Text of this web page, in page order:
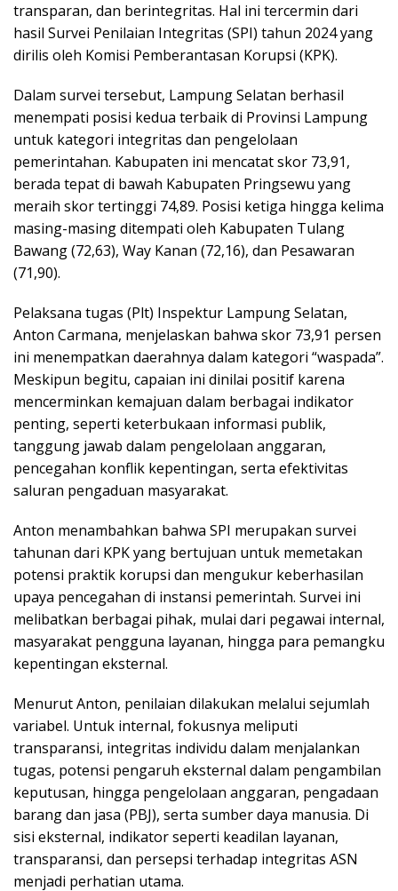
transparan, dan berintegritas. Hal ini tercermin dari
hasil Survei Penilaian Integritas (SPI) tahun 2024 yang
dirilis oleh Komisi Pemberantasan Korupsi (KPK).
Dalam survei tersebut, Lampung Selatan berhasil
menempati posisi kedua terbaik di Provinsi Lampung
untuk kategori integritas dan pengelolaan
pemerintahan. Kabupaten ini mencatat skor 73,91,
berada tepat di bawah Kabupaten Pringsewu yang
meraih skor tertinggi 74,89. Posisi ketiga hingga kelima
masing-masing ditempati oleh Kabupaten Tulang
Bawang (72,63), Way Kanan (72,16), dan Pesawaran
(71,90).
Pelaksana tugas (Plt) Inspektur Lampung Selatan,
Anton Carmana, menjelaskan bahwa skor 73,91 persen
ini menempatkan daerahnya dalam kategori “waspada”.
Meskipun begitu, capaian ini dinilai positif karena
mencerminkan kemajuan dalam berbagai indikator
penting, seperti keterbukaan informasi publik,
tanggung jawab dalam pengelolaan anggaran,
pencegahan konflik kepentingan, serta efektivitas
saluran pengaduan masyarakat.
Anton menambahkan bahwa SPI merupakan survei
tahunan dari KPK yang bertujuan untuk memetakan
potensi praktik korupsi dan mengukur keberhasilan
upaya pencegahan di instansi pemerintah. Survei ini
melibatkan berbagai pihak, mulai dari pegawai internal,
masyarakat pengguna layanan, hingga para pemangku
kepentingan eksternal.
Menurut Anton, penilaian dilakukan melalui sejumlah
variabel. Untuk internal, fokusnya meliputi
transparansi, integritas individu dalam menjalankan
tugas, potensi pengaruh eksternal dalam pengambilan
keputusan, hingga pengelolaan anggaran, pengadaan
barang dan jasa (PBJ), serta sumber daya manusia. Di
sisi eksternal, indikator seperti keadilan layanan,
transparansi, dan persepsi terhadap integritas ASN
menjadi perhatian utama.